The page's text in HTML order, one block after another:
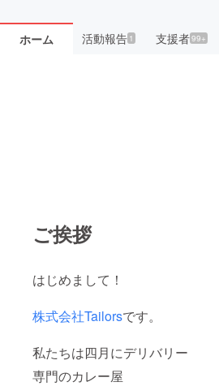
ホーム 活動報告1 支援者99+
ご挨拶
はじめまして！
株式会社Tailorsです。
私たちは四月にデリバリー
専門のカレー屋